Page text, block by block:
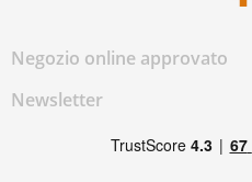
Negozio online approvato
Newsletter